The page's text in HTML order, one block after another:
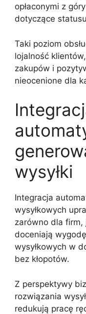
opłaconymi z
dotyczące
Taki poziom
lojalność
zakupów i
nieocenione dla
wysyłki
Integracja
wysyłkowych
zarówno dla firm,
doceniają
wysyłkowych w
bez kłopotów.
Z perspektywy
rozwiązania
redukują pracę